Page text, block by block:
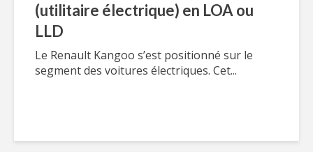
(utilitaire électrique) en LOA ou
LLD
Le Renault Kangoo s’est positionné sur le
segment des voitures électriques. Cet...